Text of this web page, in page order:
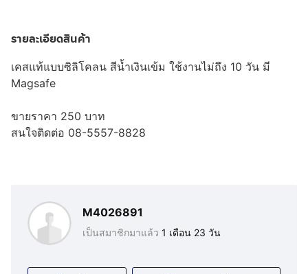
รายละเอียดสินค้า
เคสแท้แบบซิลิโคลน สีน้ำเงินเข้ม ใช้งานไม่ถึง 10 วัน มี
Magsafe
ขายราคา 250 บาท
สนใจติดต่อ 08-5557-8828
M4026891
เป็นสมาชิกมาแล้ว 1 เดือน 23 วัน